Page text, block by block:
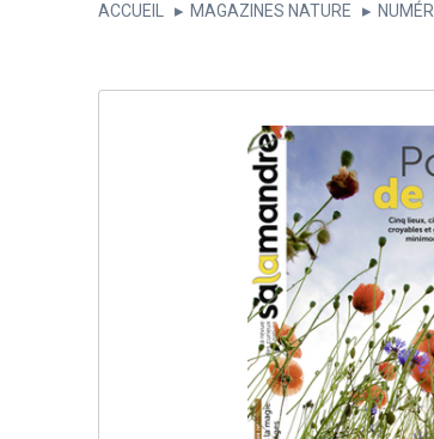
ACCUEIL MAGAZINES NATURE